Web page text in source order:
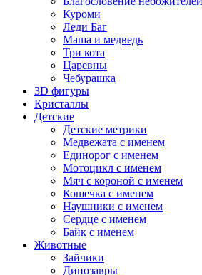
Куроми
Леди Баг
Маша и медведь
Три кота
Царевны
Чебурашка
3D фигуры
Кристаллы
Детские
Детские метрики
Медвежата с именем
Единорог с именем
Мотоцикл с именем
Мяч с короной с именем
Кошечка с именем
Наушники с именем
Сердце с именем
Байк с именем
Животные
Зайчики
Динозавры